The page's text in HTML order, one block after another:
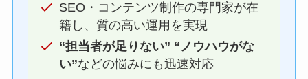
SEO・コンテンツ制作の専門家が在
籍し、質の高い運用を実現
“担当者が足りない” “ノウハウがな
い”などの悩みにも迅速対応